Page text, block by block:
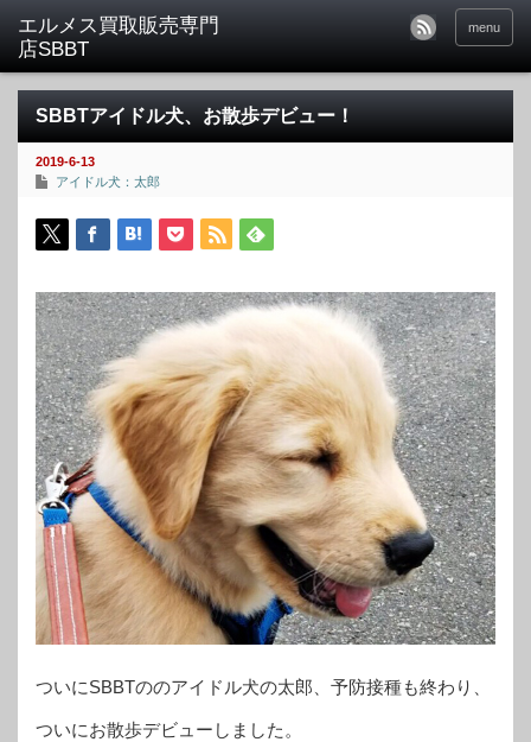
menu
SBBTアイドル犬、お散歩デビュー！
2019-6-13
アイドル犬：太郎
ついにSBBTののアイドル犬の太郎、予防接種も終わり、
ついにお散歩デビューしました。